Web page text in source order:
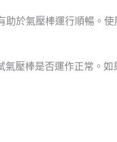
於氣壓棒運行順暢。
壓棒是否運作正常。如